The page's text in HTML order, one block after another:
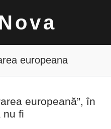
europeana
europeană”, în
nu fi